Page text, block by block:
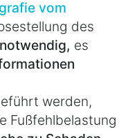
vom
des
es
werden,
Fußfehlbelastung